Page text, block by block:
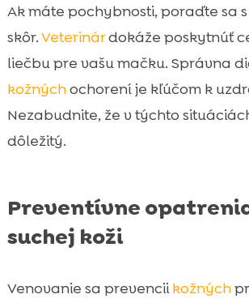
Ak máte pochybnosti, poraďte sa
skôr.Veterinárdokáže poskytnúť
liečbu pre vašu mačku. Správna
kožnýchochorení je kľúčom k
Nezabudnite, že v týchto
dôležitý.
Preventívne
suchej koži
Venovanie sa prevenciikožných